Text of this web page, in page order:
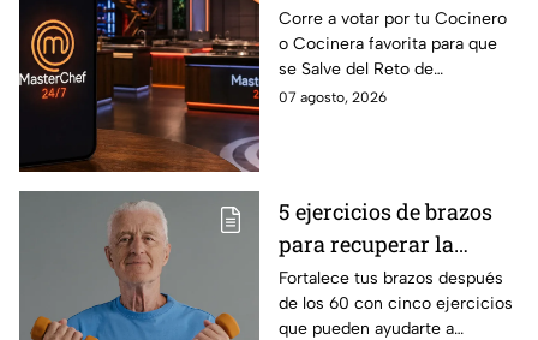
MasterChef 24/7 para
que salves a un
Cocinero del Reto de
Eliminación de este
Corre a votar por tu Cocinero
o Cocinera favorita para que
se Salve del Reto de
Eliminación de MasterChef
07 agosto, 2026
5 ejercicios de brazos
para recuperar la
fuerza después de los
60
Fortalece tus brazos después
de los 60 con cinco ejercicios
que pueden ayudarte a